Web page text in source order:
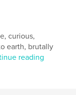
,
curious,
earth, brutally
reading